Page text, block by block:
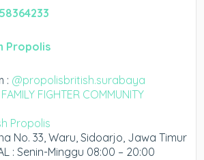
Propolis
: @propolisbritish.surabaya
FAMILY FIGHTER COMMUNITY
Propolis
No. 33, Waru, Sidoarjo, Jawa Timur
: Senin-Minggu 08:00 – 20:00